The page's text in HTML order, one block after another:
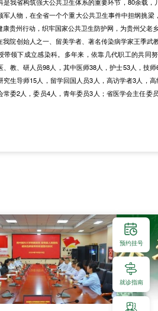
是我省构筑强大公共卫生体系的重要环节，80余载
军人物，在全省一个个重大公共卫生事件中担纲挑
康贵州行动，织牢国家公共卫生防护网，为贵州父老
我院创始人之一、留美学者、著名传染病学家王季武
带领下成立感染科。多年来，依靠几代职工的共同
、教、研人员98人，其中医师38人，护士53人，技
究生导师15人，留学回国人员3人，高访学者3人，
常委2人，委员4人，青年委员3人；省医学会主任委
预约挂号
就诊指南